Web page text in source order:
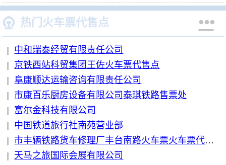
 热门火车票代售点 
| 中和瑞泰经贸有限责任公司
| 京铁西站科贸集团王佐火车票代售点
| 阜康顺达运输咨询有限责任公司
| 市康百乐厨房设备有限公司泰琪铁路售票处
| 富尔金科技有限公司
| 中国铁道旅行社南苑营业部
| 市丰辆铁路货车修理厂丰台南路火车票火车票代售点
| 天马之旅国际会展有限公司